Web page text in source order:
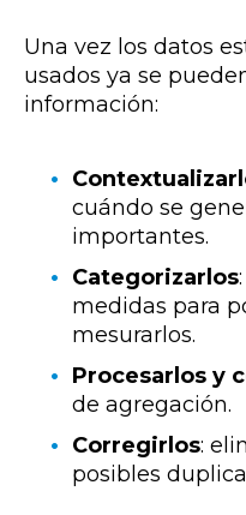
Una vez los datos
usados ya se
información:
cuándo se
importantes.
Categorizarlos
medidas para
mesurarlos.
Procesarlos y
de agregación.
Corregirlos:
posibles